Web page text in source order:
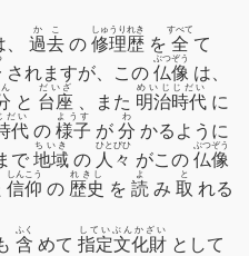
、 過去
かこ
の 修理歴
しゅうりれき
を 全
すべて
て
されますが、この 仏像
ぶつぞう
は、
と 台座
だいざ
、また 明治時代
めいじじだい
に
代
だい
の 様子
ようす
が 分
わ
かるように
で 地域
ちいき
の 人々
ひとびひ
がこの 仏像
ぶつぞう
信仰
しんこう
の 歴史
れきし
を 読
よ
み 取
と
れる
含
ふく
めて 指定文化財
していぶんかざい
として